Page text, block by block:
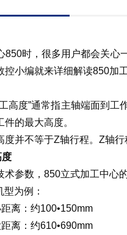
850时，很多用户都会关
控小编就来详细解读850
高度”通常指主轴端面到
的最大高度。
度并不等于Z轴行程。Z轴
度
参数，850立式加工中心
为例：
离：约100•150mm
离：约610•690mm